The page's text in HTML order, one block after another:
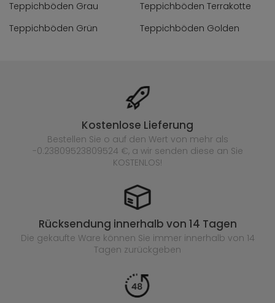
Teppichböden Grau
Teppichböden Terrakotte
Teppichböden Grün
Teppichböden Golden
Kostenlose Lieferung
Bestellen Sie o auf den Wert von mehr als
-0.23809523809524 €, a wir senden diese an Sie
KOSTENLOS!
Rücksendung innerhalb von 14 Tagen
Die gekaufte Ware können Sie immer innerhalb von 14
Tagen zurückgeben